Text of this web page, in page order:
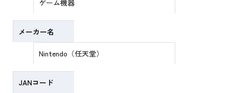
ゲーム機器
メーカー名
Nintendo（任天堂）
JANコード